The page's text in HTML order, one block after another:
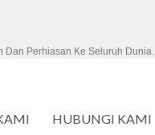
Dan Perhiasan Ke Seluruh Dunia.
HUBUNGI KAMI